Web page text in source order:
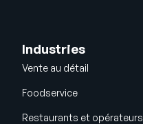
Industries
Vente au détail
Foodservice
Restaurants et opérateurs